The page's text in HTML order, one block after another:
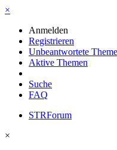
×
Anmelden
Registrieren
Unbeantwortete
Aktive Themen
Suche
FAQ
STRForum
×